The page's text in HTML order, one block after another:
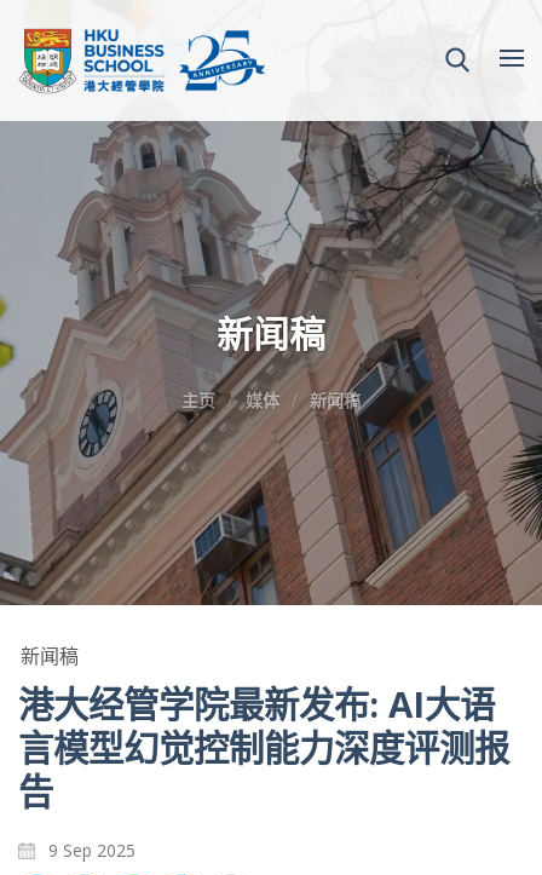
新闻稿
主页 媒体 新闻稿
新闻稿
港大经管学院最新发布: AI大语
言模型幻觉控制能力深度评测报
告
9 Sep 2025